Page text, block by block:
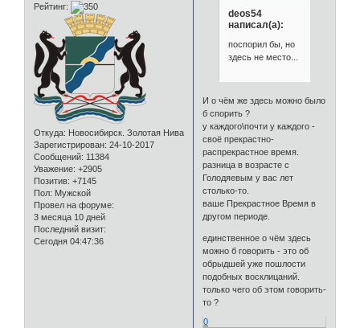
Рейтинг:
Откуда: Новосибирск. Золотая Нива
Зарегистрирован: 24-10-2017
Сообщений: 11384
Уважение: +2905
Позитив: +7145
Пол: Мужской
Провел на форуме:
3 месяца 10 дней
Последний визит:
Сегодня 04:47:36
deos54
написал(а):
поспорил бы, но
здесь не место...
И о чём же здесь можно было
б спорить ?
у каждого\почти у каждого -
своё прекрастно-
распрекрастное время.
разница в возрасте с
Голодяевым у вас лет
столько-то.
ваше Прекрастное Время в
другом периоде.
единственное о чём здесь
можно б говорить - это об
обрыдшей уже пошлости
подобных восклицаний.
только чего об этом говорить-
то ?
0